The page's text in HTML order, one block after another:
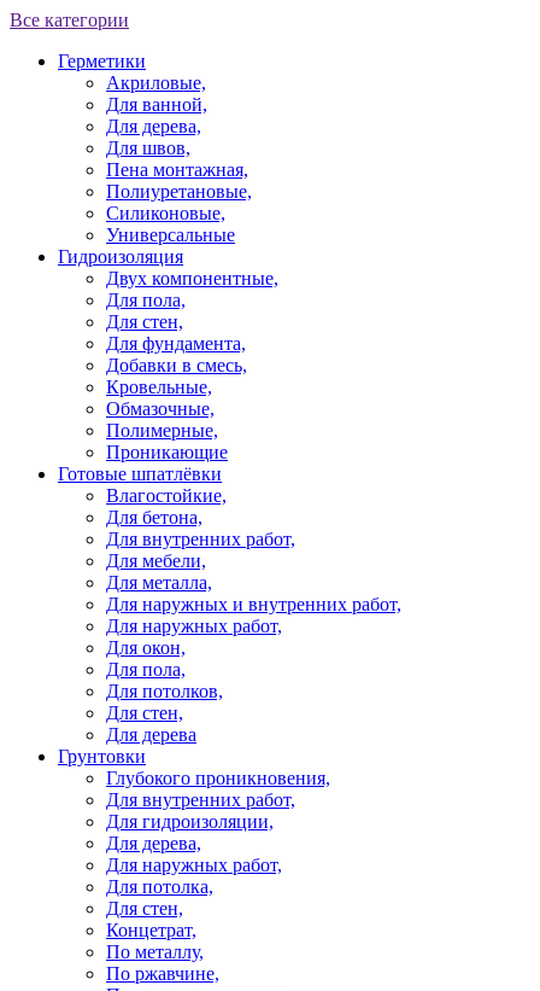
Все категории
Герметики
Акриловые,
Для ванной,
Для дерева,
Для швов,
Пена монтажная,
Полиуретановые,
Силиконовые,
Универсальные
Гидроизоляция
Двух компонентные,
Для пола,
Для стен,
Для фундамента,
Добавки в смесь,
Кровельные,
Обмазочные,
Полимерные,
Проникающие
Готовые шпатлёвки
Влагостойкие,
Для бетона,
Для внутренних работ,
Для мебели,
Для металла,
Для наружных и внутренних работ,
Для наружных работ,
Для окон,
Для пола,
Для потолков,
Для стен,
Для дерева
Грунтовки
Глубокого проникновения,
Для внутренних работ,
Для гидроизоляции,
Для дерева,
Для наружных работ,
Для потолка,
Для стен,
Концетрат,
По металлу,
По ржавчине,